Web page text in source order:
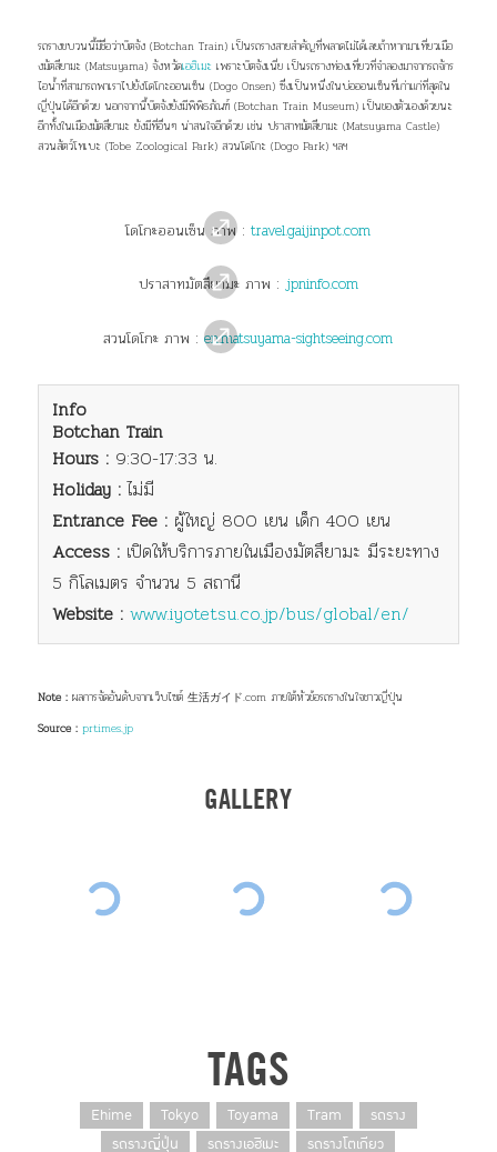
รถรางขบวนนี้มีชื่อว่าบ๊ตจัง (Botchan Train) เป็นรถรางสายสำคัญที่พลาดไม่ได้เลยถ้าหากมาเที่ยวเมือ
งมัตสึยามะ (Matsuyama) จังหวัดเอฮิเมะ เพราะบ๊ตจังเนี่ย เป็นรถรางท่องเที่ยวที่จำลองมาจากรถจักร
ไอน้ำที่สามารถพาเราไปยังโดโกะออนเซ็น (Dogo Onsen) ซึ่งเป็นหนึ่งในบ่อออนเซ็นที่เก่าแก่ที่สุดใน
ญี่ปุ่นได้อีกด้วย นอกจากนี้บ๊ตจังยังมีพิพิธภัณฑ์ (Botchan Train Museum) เป็นของตัวเองด้วยนะ
อีกทั้งในเมืองมัตสึยามะ ยังมีที่อื่นๆ น่าสนใจอีกด้วย เช่น ปราสาทมัตสึยามะ (Matsuyama Castle)
สวนสัตว์โทเบะ (Tobe Zoological Park) สวนโดโกะ (Dogo Park) ฯลฯ
โดโกะออนเซ็น ภาพ :travel.gaijinpot.com
ปราสาทมัตสึยามะ ภาพ : jpninfo.com
สวนโดโกะ ภาพ :en.matsuyama-sightseeing.com
Info
Botchan Train
Hours :9:30-17:33 น.
Holiday :ไม่มี
Entrance Fee :ผู้ใหญ่ 800 เยน เด็ก 400 เยน
Access :เปิดให้บริการภายในเมืองมัตสึยามะ มีระยะทาง
5 กิโลเมตร จำนวน 5 สถานี
Website : www.iyotetsu.co.jp/bus/global/en/
Note : ผลการจัดอันดับจากเว็บไซต์ 生活ガイド.com ภายใต้หัวข้อรถรางในใจชาวญี่ปุ่น
Source : prtimes.jp
GALLERY
TAGS
Ehime Tokyo Toyama Tram
รถราง
รถรางญี่ปุ่น
รถรางเอฮิเมะ
รถรางโตเกียว